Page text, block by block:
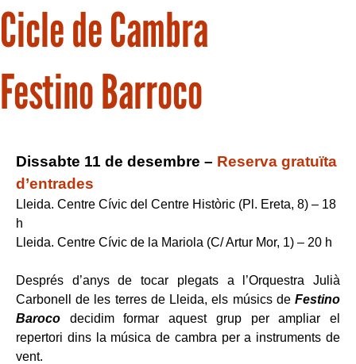
Cicle de Cambra
Festino Barroco
Dissabte 11 de desembre – Reserva gratuïta
d’entrades
Lleida. Centre Cívic del Centre Històric (Pl. Ereta, 8) – 18
h
Lleida. Centre Cívic de la Mariola (C/ Artur Mor, 1) – 20 h
Després d’anys de tocar plegats a l’Orquestra Julià
Carbonell de les terres de Lleida, els músics de Festino
Baroco decidim formar aquest grup per ampliar el
repertori dins la música de cambra per a instruments de
vent.